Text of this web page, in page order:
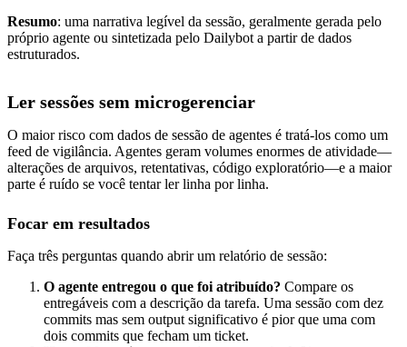
Resumo: uma narrativa legível da sessão, geralmente gerada pelo
próprio agente ou sintetizada pelo Dailybot a partir de dados
estruturados.
Ler sessões sem microgerenciar
O maior risco com dados de sessão de agentes é tratá-los como um
feed de vigilância. Agentes geram volumes enormes de atividade—
alterações de arquivos, retentativas, código exploratório—e a maior
parte é ruído se você tentar ler linha por linha.
Focar em resultados
Faça três perguntas quando abrir um relatório de sessão:
O agente entregou o que foi atribuído? Compare os
entregáveis com a descrição da tarefa. Uma sessão com dez
commits mas sem output significativo é pior que uma com
dois commits que fecham um ticket.